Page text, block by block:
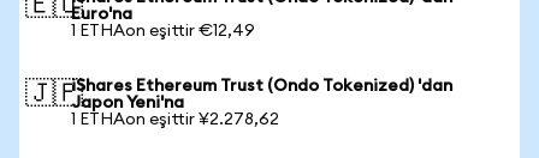
🇪🇺Euro'na
1 ETHAon eşittir €12,49
🇯🇵iShares Ethereum Trust (Ondo Tokenized) 'dan
Japon Yeni'na
1 ETHAon eşittir ¥2.278,62